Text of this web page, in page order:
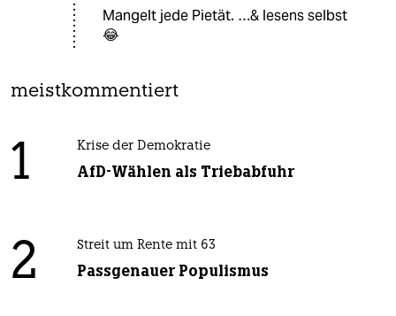
Mangelt jede Pietät. …& lesens selbst
😂
meistkommentiert
1 Krise der Demokratie
AfD-Wählen als Triebabfuhr
2 Streit um Rente mit 63
Passgenauer Populismus